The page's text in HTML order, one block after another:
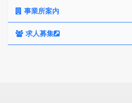
事業所案内
求人募集